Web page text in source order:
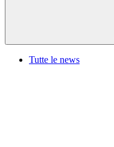
Tutte le news